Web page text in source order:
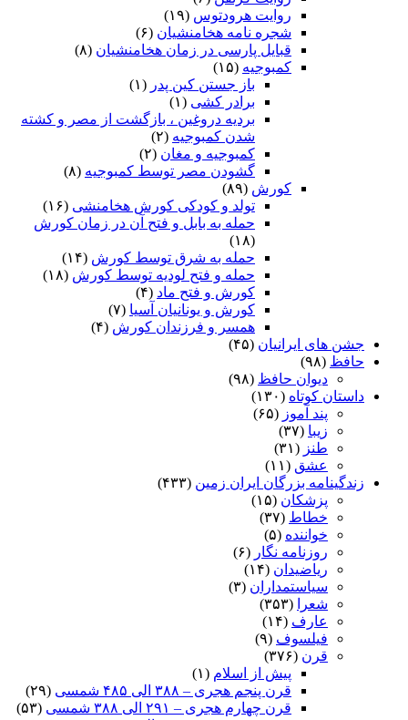
روایت هرودتوس (۱۹)
شجره نامه هخامنشیان (۶)
قبایل پارسی در زمان هخامنشیان (۸)
کمبوجیه (۱۵)
باز جستن کین پدر (۱)
برادر کشی (۱)
بردیه دروغین ، بازگشت از مصر و کشته
شدن کمبوجیه (۲)
کمبوجیه و مغان (۲)
گشودن مصر توسط کمبوجیه (۸)
کورش (۸۹)
تولد و کودکی کورش هخامنشی (۱۶)
حمله به بابل و فتح آن در زمان کورش
(۱۸)
حمله به شرق توسط کورش (۱۴)
حمله و فتح لودیه توسط کورش (۱۸)
کورش و فتح ماد (۴)
کورش و یونانیان آسیا (۷)
همسر و فرزندان کورش (۴)
جشن های ایرانیان (۴۵)
حافظ (۹۸)
دیوان حافظ (۹۸)
داستان کوتاه (۱۳۰)
پند آموز (۶۵)
زیبا (۳۷)
طنز (۳۱)
عشق (۱۱)
زندگینامه بزرگان ایران زمین (۴۳۳)
پزشکان (۱۵)
خطاط (۳۷)
خواننده (۵)
روزنامه نگار (۶)
ریاضیدان (۱۴)
سیاستمداران (۳)
شعرا
(۳۵۳)
عارف (۱۴)
فیلسوف (۹)
قرن (۳۷۶)
پیش از اسلام (۱)
قرن پنجم هجری – ۳۸۸ الی ۴۸۵ شمسی
(۲۹)
قرن چهارم هجری – ۲۹۱ الی ۳۸۸ شمسی
(۵۳)